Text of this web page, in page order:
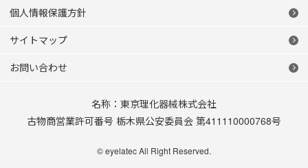
個人情報保護方針
サイトマップ
お問い合わせ
名称：東京理化器械株式会社
古物商営業許可番号 栃木県公安委員会 第411110000768号
© eyelatec All Right Reserved.